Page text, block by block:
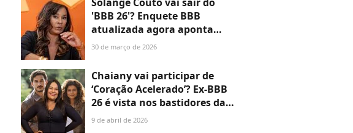
'BBB 26'? Enquete BBB
atualizada agora aponta
rejeição recorde após atriz
'espraguejada pela mãe'
30 de março de 2026
Chaiany vai participar de
‘Coração Acelerado’? Ex-BBB
26 é vista nos bastidores da
novela, e TV Globo se
9 de abril de 2026